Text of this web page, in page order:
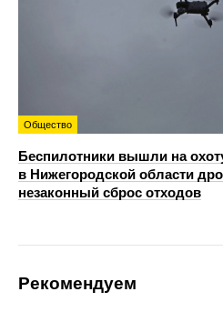
Общество
Беспилотники вышли на
в Нижегородской области
незаконный сброс отходов
Рекомендуем